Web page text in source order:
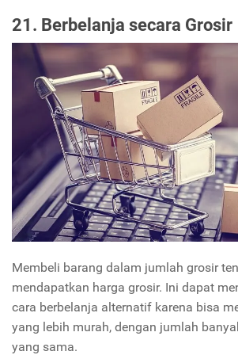
21. Berbelanja secara Grosir
Membeli barang dalam jumlah grosir
mendapatkan harga grosir. Ini dapat
cara berbelanja alternatif karena bisa
yang lebih murah, dengan jumlah
yang sama.